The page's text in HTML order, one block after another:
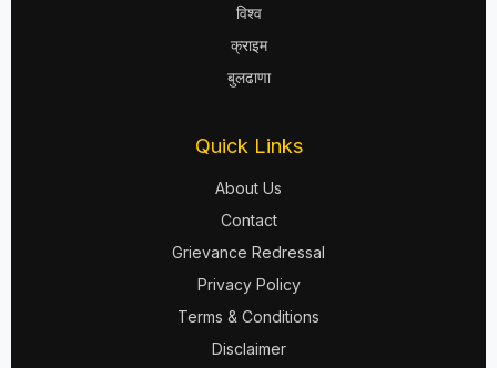
विश्व
क्राइम
बुलढाणा
Quick Links
About Us
Contact
Grievance Redressal
Privacy Policy
Terms & Conditions
Disclaimer